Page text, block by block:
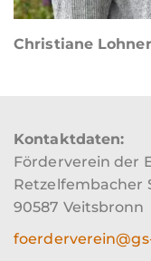
Christiane
Kontaktdaten:
Förderverein der
Retzelfembacher
90587 Veitsbronn